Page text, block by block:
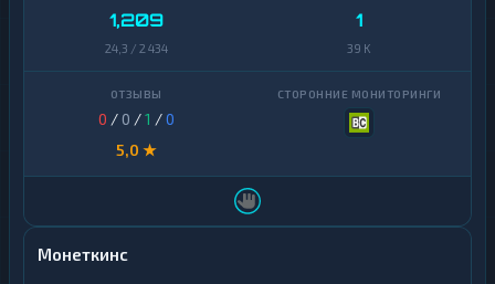
1,209
24,3 / 2 434
1
39 K
0 / 0 /1 /0
5,0 ★
Монеткинс